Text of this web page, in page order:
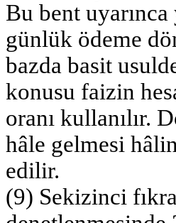
Bu bent
günlük ödeme
bazda basit
konusu faizin
oranı kullanılır.
hâle gelmesi
edilir.
(9) Sekizinci